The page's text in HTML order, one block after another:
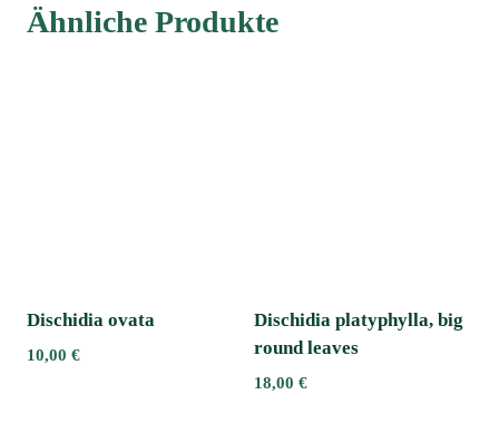
Ähnliche Produkte
Dischidia ovata
10,00 €
Dischidia platyphylla, big
round leaves
18,00 €